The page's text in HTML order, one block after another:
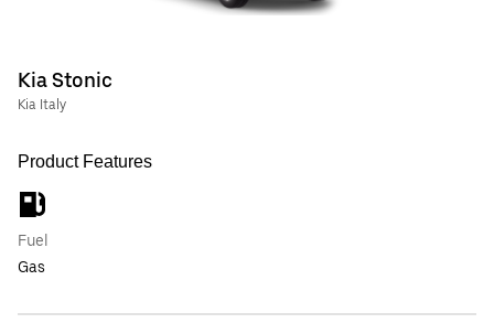
Kia Stonic
Kia Italy
Product Features
Fuel
Gas